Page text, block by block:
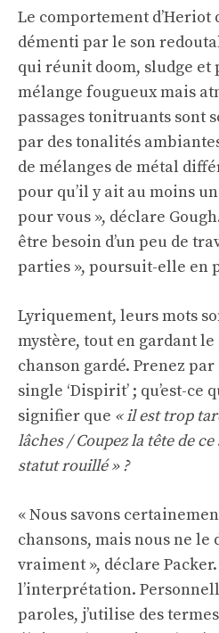
Le comportement d’Heriot
démenti par le son
qui réunit doom, sludge et
mélange fougueux mais
passages tonitruants sont
par des tonalités
de mélanges de métal
pour qu’il y ait au moins
pour vous », déclare
être besoin d’un peu de
parties », poursuit-elle en
Lyriquement, leurs mots
mystère, tout en gardant le
chanson gardé. Prenez
single ‘Dispirit’ ; qu’est-
signifier que « il est trop
lâches / Coupez la tête de
statut rouillé » ?
« Nous savons
chansons, mais nous ne le
vraiment », déclare Packer.
l’interprétation.
paroles, j’utilise des